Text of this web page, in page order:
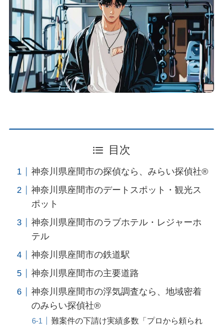
目次
神奈川県座間市の探偵なら、みらい探偵社®︎
神奈川県座間市のデートスポット・観光ス
ポット
神奈川県座間市のラブホテル・レジャーホ
テル
神奈川県座間市の鉄道駅
神奈川県座間市の主要道路
神奈川県座間市の浮気調査なら、地域密着
のみらい探偵社®︎
難案件の下請け実績多数「プロから頼られ